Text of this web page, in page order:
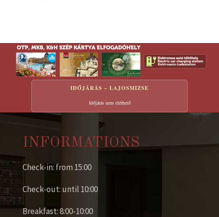
IDŐJÁRÁS – LAJOSMIZSE
Időjárás nem elérhető
INFORMATIONS
Check-in: from 15:00
Check-out: until 10:00
Breakfast: 8:00-10:00